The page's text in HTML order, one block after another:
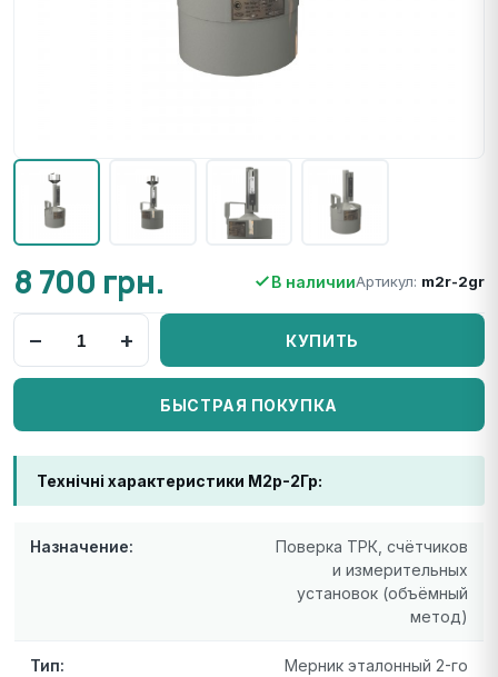
8 700 грн. В наличииАртикул: m2r-2gr
− + КУПИТЬ
БЫСТРАЯ ПОКУПКА
Технічні характеристики М2р-2Гр:
Назначение:
Поверка ТРК, счётчиков
и измерительных
установок (объёмный
метод)
Тип:
Мерник эталонный 2-го